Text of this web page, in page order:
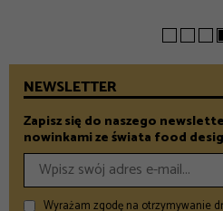
NEWSLETTER
Zapisz się do naszego
nowinkami ze świata food
Wyrażam zgodę na otrzymywanie